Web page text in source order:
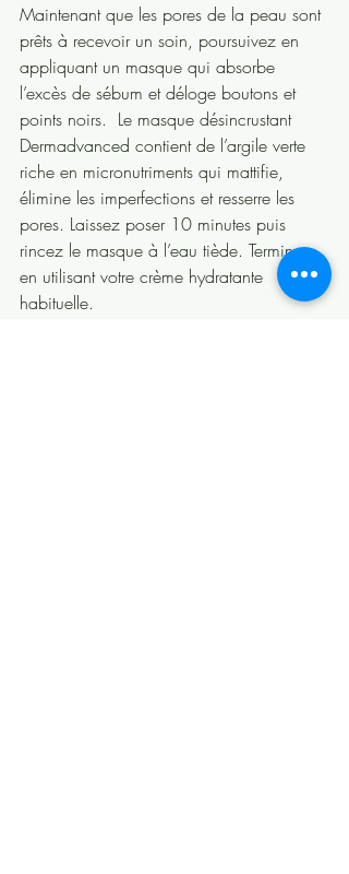
Maintenant que les pores de la peau sont
prêts à recevoir un soin, poursuivez en
appliquant un masque qui absorbe
l’excès de sébum et déloge boutons et
points noirs.  Le masque désincrustant
Dermadvanced contient de l’argile verte
riche en micronutriments qui mattifie,
élimine les imperfections et resserre les
pores. Laissez poser 10 minutes puis
rincez le masque à l’eau tiède. Terminez
en utilisant votre crème hydratante
habituelle.